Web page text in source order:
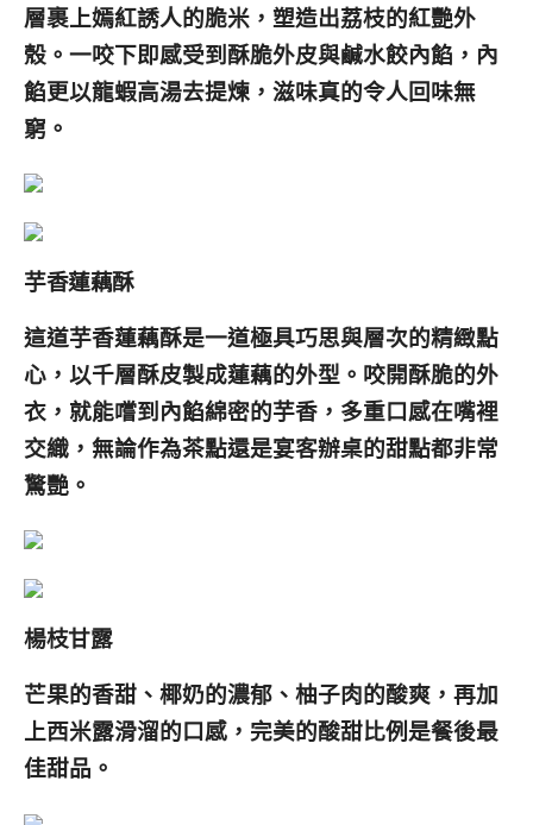
層裹上嫣紅誘人的脆米，塑造出荔枝的紅艷外
殼。一咬下即感受到酥脆外皮與鹹水餃內餡，內
餡更以龍蝦高湯去提煉，滋味真的令人回味無
窮。
芋香蓮藕酥
這道芋香蓮藕酥是一道極具巧思與層次的精緻點
心，以千層酥皮製成蓮藕的外型。咬開酥脆的外
衣，就能嚐到內餡綿密的芋香，多重口感在嘴裡
交織，無論作為茶點還是宴客辦桌的甜點都非常
驚艷。
楊枝甘露
芒果的香甜、椰奶的濃郁、柚子肉的酸爽，再加
上西米露滑溜的口感，完美的酸甜比例是餐後最
佳甜品。